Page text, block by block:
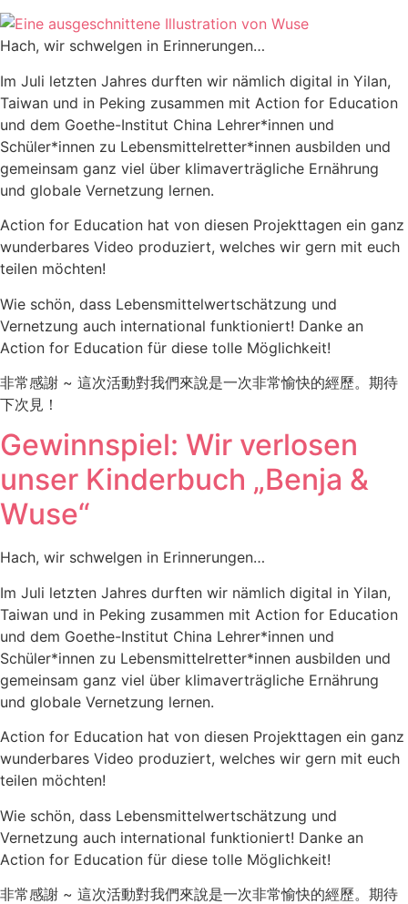
Hach, wir schwelgen in Erinnerungen…
Im Juli letzten Jahres durften wir nämlich digital in Yilan,
Taiwan und in Peking zusammen mit Action for Education
und dem Goethe-Institut China Lehrer*innen und
Schüler*innen zu Lebensmittelretter*innen ausbilden und
gemeinsam ganz viel über klimaverträgliche Ernährung
und globale Vernetzung lernen.
Action for Education hat von diesen Projekttagen ein ganz
wunderbares Video produziert, welches wir gern mit euch
teilen möchten!
Wie schön, dass Lebensmittelwertschätzung und
Vernetzung auch international funktioniert! Danke an
Action for Education für diese tolle Möglichkeit!
非常感謝 ~ 這次活動對我們來說是一次非常愉快的經歷。期待
下次見！
Gewinnspiel: Wir verlosen
unser Kinderbuch „Benja &
Wuse“
Hach, wir schwelgen in Erinnerungen…
Im Juli letzten Jahres durften wir nämlich digital in Yilan,
Taiwan und in Peking zusammen mit Action for Education
und dem Goethe-Institut China Lehrer*innen und
Schüler*innen zu Lebensmittelretter*innen ausbilden und
gemeinsam ganz viel über klimaverträgliche Ernährung
und globale Vernetzung lernen.
Action for Education hat von diesen Projekttagen ein ganz
wunderbares Video produziert, welches wir gern mit euch
teilen möchten!
Wie schön, dass Lebensmittelwertschätzung und
Vernetzung auch international funktioniert! Danke an
Action for Education für diese tolle Möglichkeit!
非常感謝 ~ 這次活動對我們來說是一次非常愉快的經歷。期待